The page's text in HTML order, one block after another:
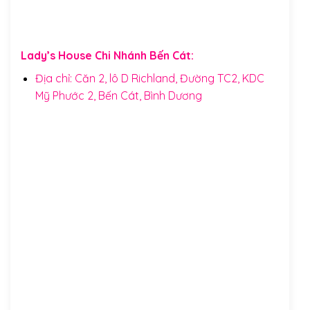
Lady’s House Chi Nhánh Bến Cát:
Địa chỉ: Căn 2, lô D Richland, Đường TC2, KDC
Mỹ Phước 2, Bến Cát, Bình Dương